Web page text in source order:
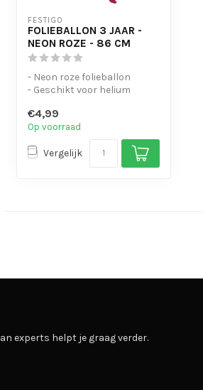
FESTIGO
FOLIEBALLON 3 JAAR -
NEON ROZE - 86 CM
- Neon roze folieballon
- Geschikt voor helium
op te...
€4,99
Op voorraad
Vergelijk
experts helpt je graag verder.